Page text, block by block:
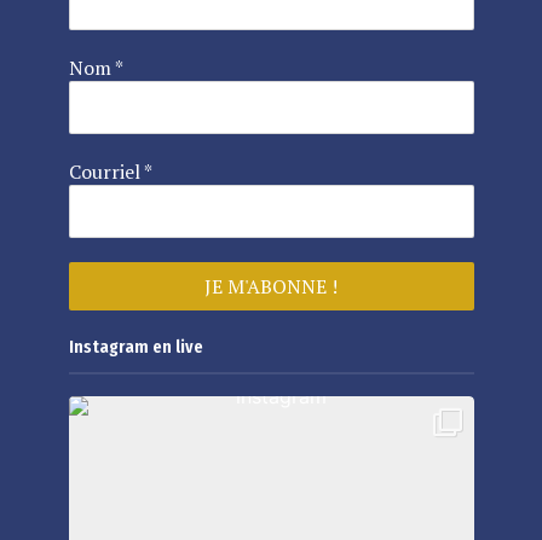
Nom*
Courriel*
Instagram en live